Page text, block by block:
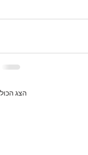
הצג הכול